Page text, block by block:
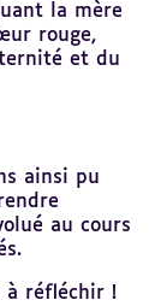
la mère
rouge,
et du
ainsi pu
au cours
à réfléchir !